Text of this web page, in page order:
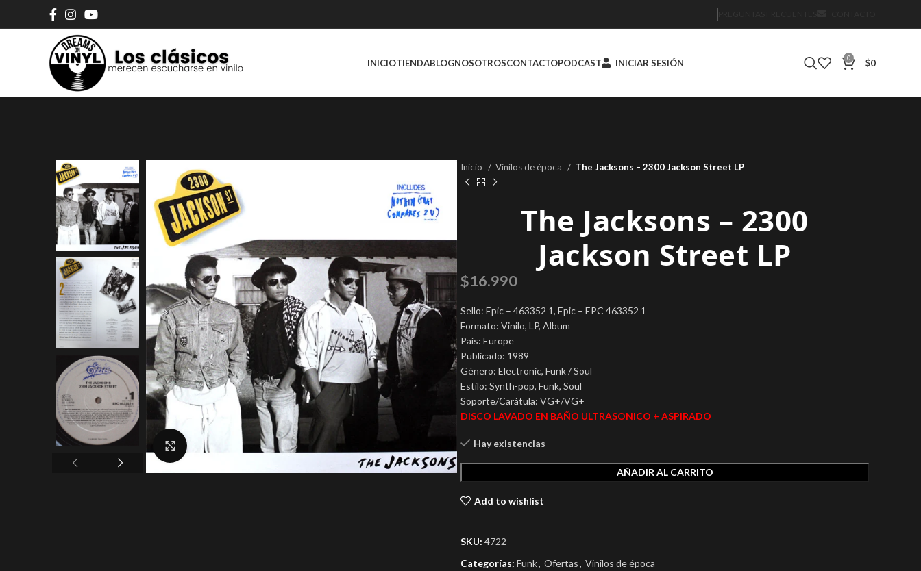
INICIOTIENDABLOGNOSOTROSCONTACTOPODCAST INICIAR SESIÓN 0 $0
Click to enlarge
Inicio Vinilos de época The Jacksons – 2300 Jackson Street LP
The Jacksons – 2300
Jackson Street LP
$16.990
Sello: Epic – 463352 1, Epic – EPC 463352 1
Formato: Vinilo, LP, Album
País: Europe
Publicado: 1989
Género: Electronic, Funk / Soul
Estilo: Synth-pop, Funk, Soul
Soporte/Carátula: VG+/VG+
DISCO LAVADO EN BAÑO ULTRASONICO + ASPIRADO
Hay existencias
AÑADIR AL CARRITO
Add to wishlist
SKU: 4722
Categorías: Funk, Ofertas, Vinilos de época